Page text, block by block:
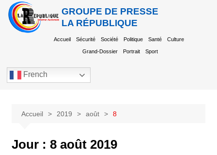
GROUPE DE PRESSE
LA RÉPUBLIQUE
Accueil Sécurité Société Politique Santé Culture
Grand-Dossier Portrait Sport
French
Accueil 2019 août 8
Jour : 8 août 2019